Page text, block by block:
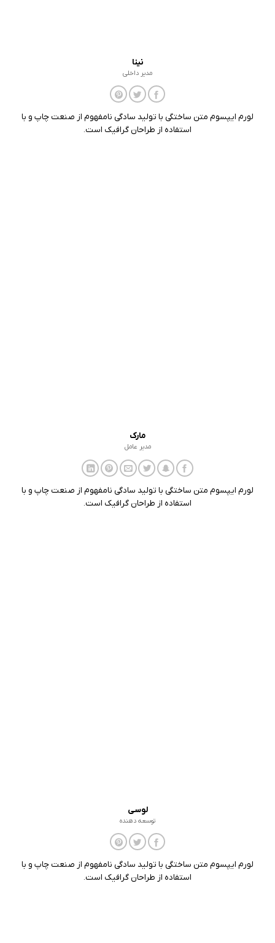
نینا
مدیر داخلی
لورم ایپسوم متن ساختگی با تولید سادگی نامفهوم از صنعت چاپ و با
استفاده از طراحان گرافیک است.
مارک
مدیر عامل
لورم ایپسوم متن ساختگی با تولید سادگی نامفهوم از صنعت چاپ و با
استفاده از طراحان گرافیک است.
لوسی
توسعه دهنده
لورم ایپسوم متن ساختگی با تولید سادگی نامفهوم از صنعت چاپ و با
استفاده از طراحان گرافیک است.